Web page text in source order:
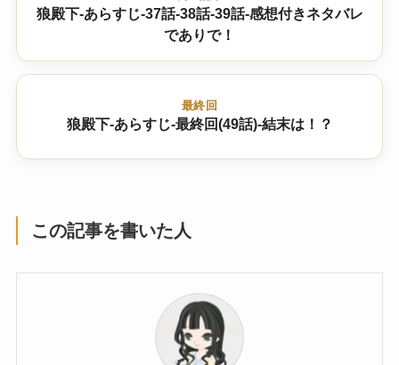
狼殿下-あらすじ-37話-38話-39話-感想付きネタバレ
でありで！
最終回
狼殿下-あらすじ-最終回(49話)-結末は！？
この記事を書いた人